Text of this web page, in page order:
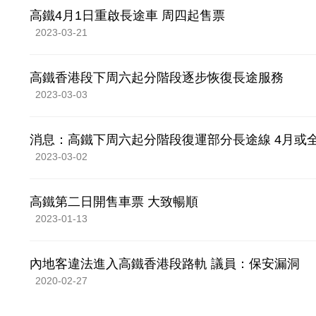
高鐵4月1日重啟長途車 周四起售票
2023-03-21
高鐵香港段下周六起分階段逐步恢復長途服務
2023-03-03
消息：高鐵下周六起分階段復運部分長途線 4月或
2023-03-02
高鐵第二日開售車票 大致暢順
2023-01-13
內地客違法進入高鐵香港段路軌 議員：保安漏洞
2020-02-27